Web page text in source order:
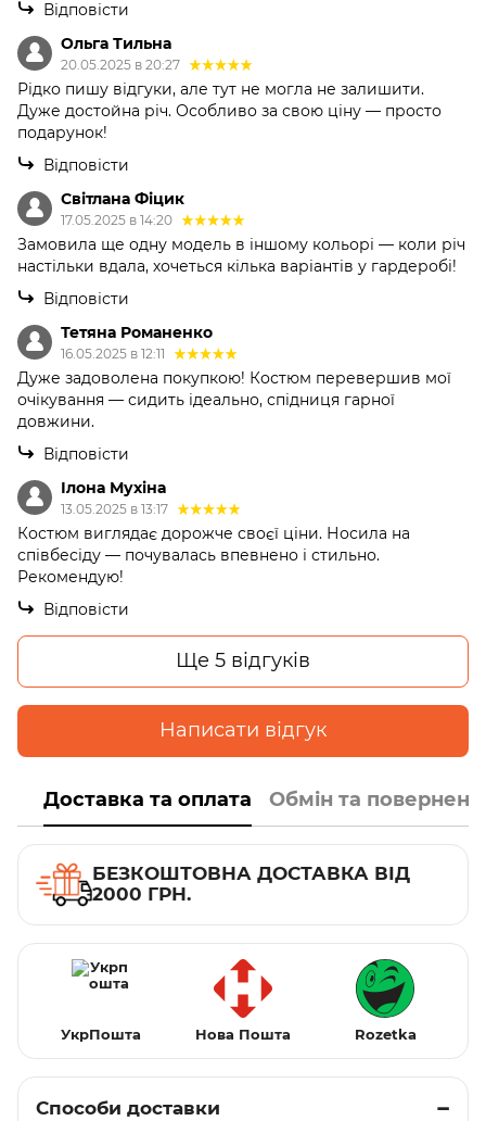
Відповісти
Ольга Тильна
20.05.2025 в 20:27
Рідко пишу відгуки, але тут не могла не залишити.
Дуже достойна річ. Особливо за свою ціну — просто
подарунок!
Відповісти
Світлана Фіцик
17.05.2025 в 14:20
Замовила ще одну модель в іншому кольорі — коли річ
настільки вдала, хочеться кілька варіантів у гардеробі!
Відповісти
Тетяна Романенко
16.05.2025 в 12:11
Дуже задоволена покупкою! Костюм перевершив мої
очікування — сидить ідеально, спідниця гарної
довжини.
Відповісти
Ілона Мухіна
13.05.2025 в 13:17
Костюм виглядає дорожче своєї ціни. Носила на
співбесіду — почувалась впевнено і стильно.
Рекомендую!
Відповісти
Ще 5 відгуків
Написати відгук
Доставка та оплата Обмін та
БЕЗКОШТОВНА ДОСТАВКА ВІД
2000 ГРН.
УкрПошта Нова Пошта Rozetka
Способи доставки